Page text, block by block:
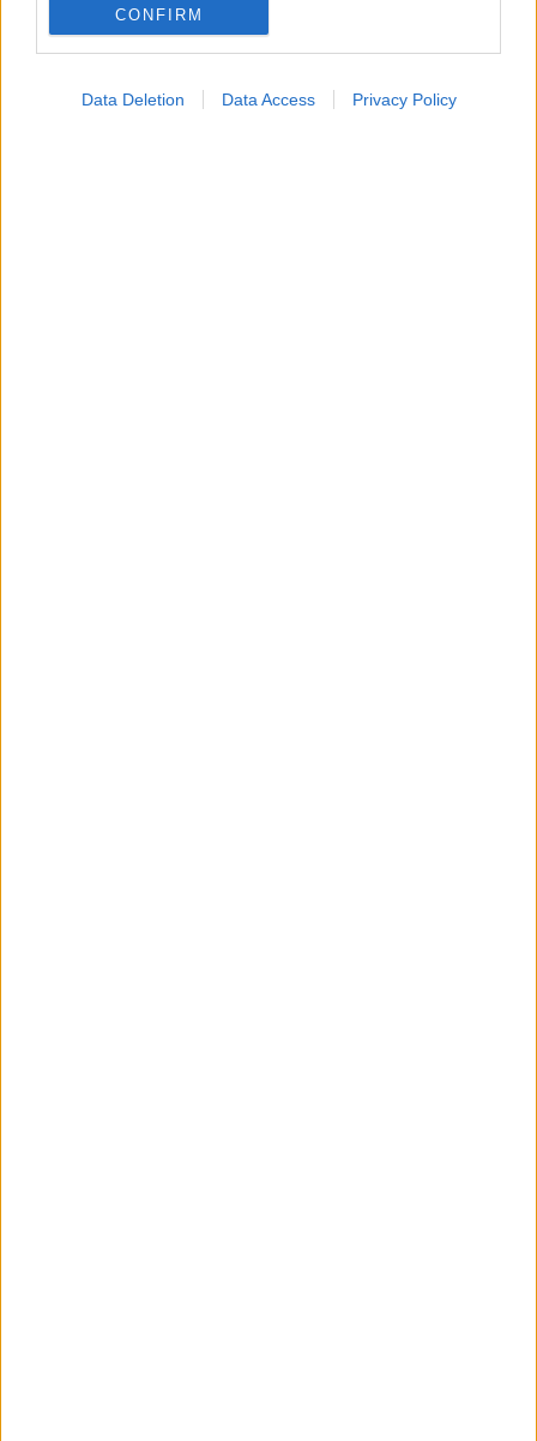
CONFIRM
Data Deletion Data Access Privacy Policy
Προσθέστε το iatronet.gr στο Discover